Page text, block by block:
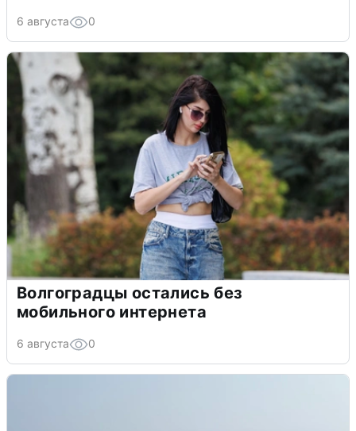
6 августа 0
Волгоградцы остались без
мобильного интернета
6 августа 0